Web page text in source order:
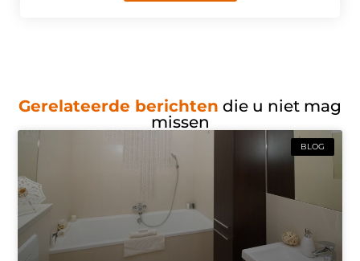
Gerelateerde berichten die u niet mag
missen
BLOG